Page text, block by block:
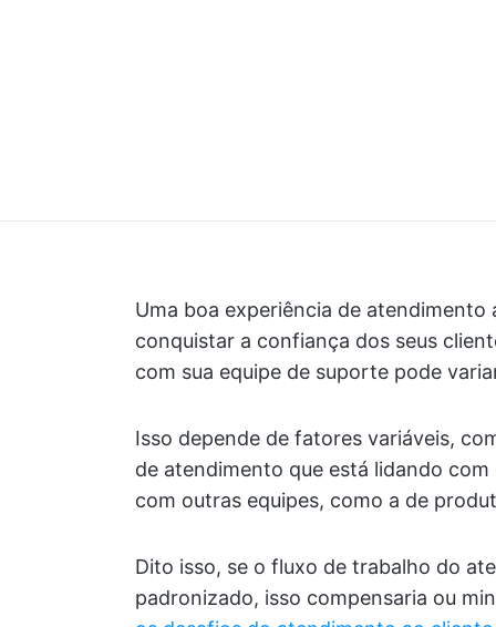
Uma boa experiência de
conquistar a confiança dos seus
com sua equipe de suporte pode
Isso depende de fatores variáveis,
de atendimento que está lidando
com outras equipes, como a de
Dito isso, se o fluxo de trabalho do
padronizado, isso compensaria ou